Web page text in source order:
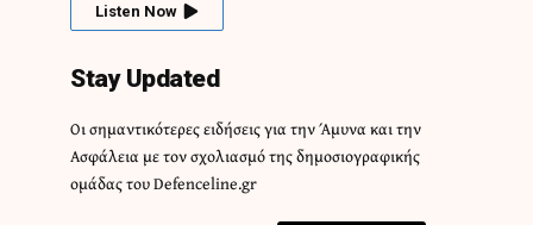
Listen Now
Stay Updated
Οι σημαντικότερες ειδήσεις για την Άμυνα και την
Ασφάλεια με τον σχολιασμό της δημοσιογραφικής
ομάδας του Defenceline.gr